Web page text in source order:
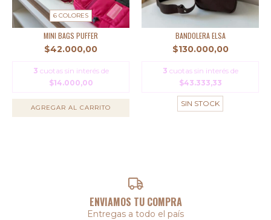
6 COLORES
MINI BAGS PUFFER
$42.000,00
3 cuotas sin interés de
$14.000,00
AGREGAR AL CARRITO
BANDOLERA ELSA
$130.000,00
3 cuotas sin interés de
$43.333,33
SIN STOCK
ENVIAMOS TU COMPRA
Entregas a todo el país